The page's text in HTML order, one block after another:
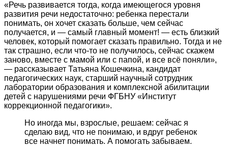
«Речь развивается тогда, когда имеющегося уровня
развития речи недостаточно: ребенка перестали
понимать, он хочет сказать больше, чем сейчас
получается, и — самый главный момент! — есть близкий
человек, который помогает сказать правильно. Тогда и не
так страшно, если что-то не получилось, сейчас скажем
заново, вместе с мамой или с папой, и все всё поняли»,
— рассказывает Татьяна Кошечкина, кандидат
педагогических наук, старший научный сотрудник
лаборатории образования и комплексной абилитации
детей с нарушениями речи ФГБНУ «Институт
коррекционной педагогики».
Но иногда мы, взрослые, решаем: сейчас я
сделаю вид, что не понимаю, и вдруг ребенок
все начнет понимать. А помогать забываем.